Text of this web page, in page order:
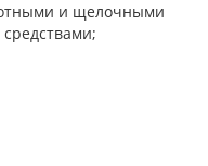
и щелочными